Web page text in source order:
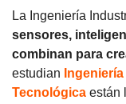
La Ingeniería
sensores,
combinan para
estudian
Tecnológica están